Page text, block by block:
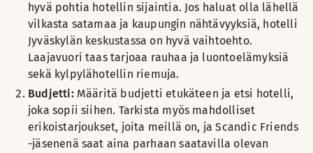
hyvä pohtia hotellin sijaintia. Jos haluat olla lähellä
vilkasta satamaa ja kaupungin nähtävyyksiä, hotelli
Jyväskylän keskustassa on hyvä vaihtoehto.
Laajavuori taas tarjoaa rauhaa ja luontoelämyksiä
sekä kylpylähotellin riemuja.
Budjetti:Määritä budjetti etukäteen ja etsi hotelli,
joka sopii siihen. Tarkista myös mahdolliset
erikoistarjoukset, joita meillä on, ja Scandic Friends
-jäsenenä saat aina parhaan saatavilla olevan